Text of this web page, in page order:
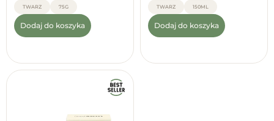
TWARZ 75G
Dodaj do koszyka
TWARZ 150ML
Dodaj do koszyka